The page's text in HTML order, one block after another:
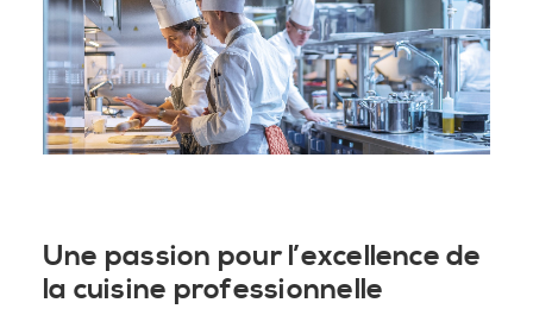
Une passion pour l’excellence de
la cuisine professionnelle